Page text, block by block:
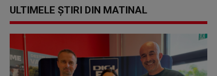
ULTIMELE ȘTIRI DIN MATINAL